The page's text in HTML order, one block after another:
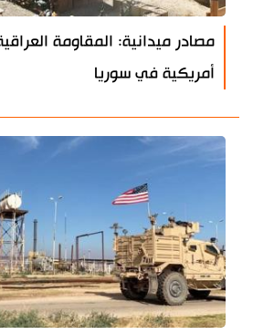
مصادر ميدانية: المقاومة
أمريكية في سوريا